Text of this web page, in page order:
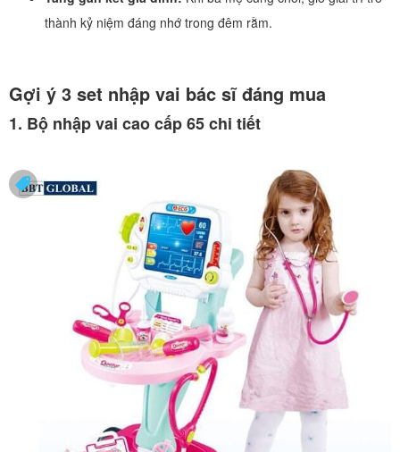
thành kỷ niệm đáng nhớ trong đêm rằm.
Gợi ý 3 set nhập vai bác sĩ đáng mua
1. Bộ nhập vai cao cấp 65 chi tiết